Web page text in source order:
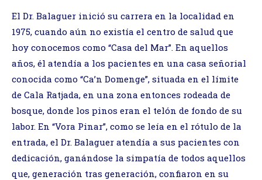
El Dr. Balaguer inició su carrera en la localidad en
1975, cuando aún no existía el centro de salud que
hoy conocemos como “Casa del Mar”. En aquellos
años, él atendía a los pacientes en una casa señorial
conocida como “Ca’n Domenge”, situada en el límite
de Cala Ratjada, en una zona entonces rodeada de
bosque, donde los pinos eran el telón de fondo de su
labor. En “Vora Pinar”, como se leía en el rótulo de la
entrada, el Dr. Balaguer atendía a sus pacientes con
dedicación, ganándose la simpatía de todos aquellos
que, generación tras generación, confiaron en su